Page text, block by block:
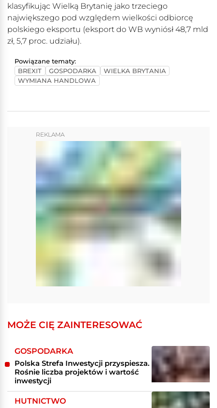
klasyfikując Wielką Brytanię jako trzeciego
największego pod względem wielkości odbiorcę
polskiego eksportu (eksport do WB wyniósł 48,7 mld
zł, 5,7 proc. udziału).
Powiązane tematy:
BREXIT
GOSPODARKA
WIELKA BRYTANIA
WYMIANA HANDLOWA
REKLAMA
MOŻE CIĘ ZAINTERESOWAĆ
GOSPODARKA
Polska Strefa Inwestycji przyspiesza.
Rośnie liczba projektów i wartość
inwestycji
HUTNICTWO